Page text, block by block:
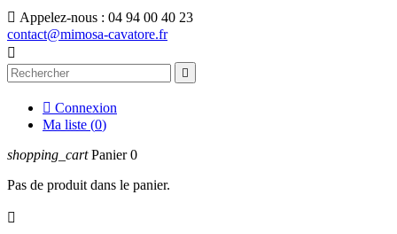
 Appelez-nous : 04 94 00 40 23
contact@mimosa-cavatore.fr


 Connexion
Ma liste (0)
shopping_cart Panier 0
Pas de produit dans le panier.
